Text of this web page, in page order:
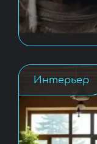
Интерьер